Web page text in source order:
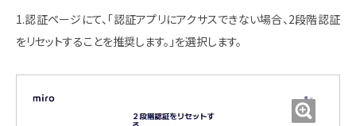
1.認証ページにて、「認証アプリにアクサスできない場合、2段階認証
をリセットすることを推奨します。」を選択します。